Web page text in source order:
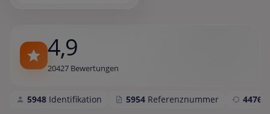
4,9
20427 Bewertungen
5948 Identifikation 5954 Referenznummer 4476